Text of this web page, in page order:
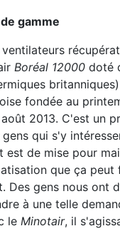
gamme
Boréal 12000 doté
fondée au
2013. C'est un
qui s'y
est de mise pour
que ça
Des gens nous ont
à une telle
le Minotair, il